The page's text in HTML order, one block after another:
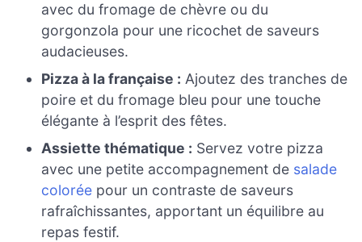
avec du fromage de chèvre ou du
gorgonzola pour une ricochet de saveurs
audacieuses.
Pizza à la française : Ajoutez des tranches de
poire et du fromage bleu pour une touche
élégante à l’esprit des fêtes.
Assiette thématique : Servez votre pizza
avec une petite accompagnement de salade
colorée pour un contraste de saveurs
rafraîchissantes, apportant un équilibre au
repas festif.